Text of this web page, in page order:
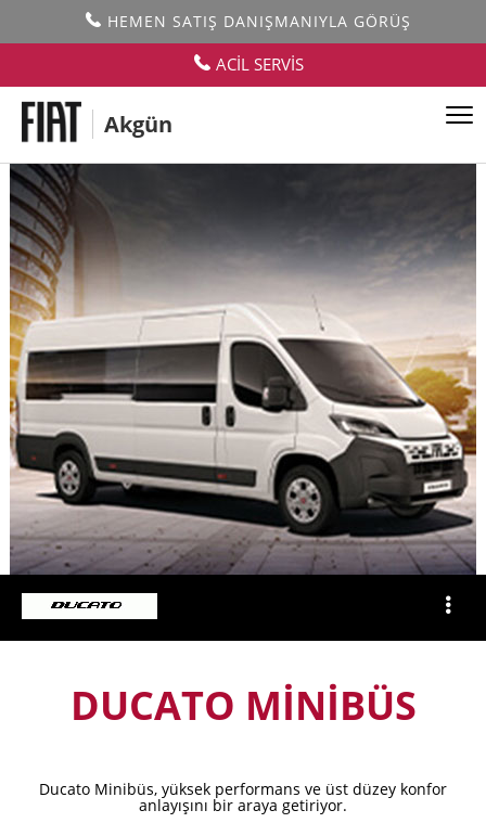
HEMEN SATIŞ DANIŞMANIYLA GÖRÜŞ
ACİL SERVİS
Akgün
DUCATO MİNİBÜS
Ducato Minibüs, yüksek performans ve üst düzey konfor
anlayışını bir araya getiriyor.